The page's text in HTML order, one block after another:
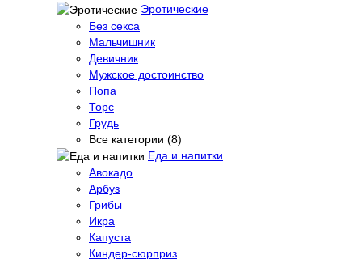
Эротические
Без секса
Мальчишник
Девичник
Мужское достоинство
Попа
Торс
Грудь
Все категории (8)
Еда и напитки
Авокадо
Арбуз
Грибы
Икра
Капуста
Киндер-сюрприз